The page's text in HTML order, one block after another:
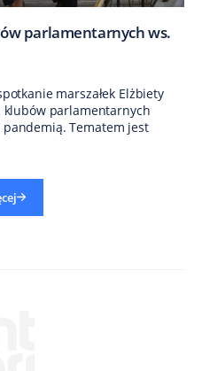
parlamentarnych ws.
marszałek Elżbiety
klubów parlamentarnych
Tematem jest